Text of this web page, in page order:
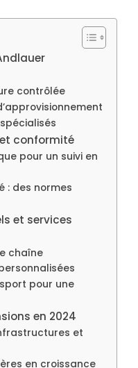
contrôlée
conformité
pour un suivi en
: des normes
et services
chaîne
pour une
en 2024
et
en croissance